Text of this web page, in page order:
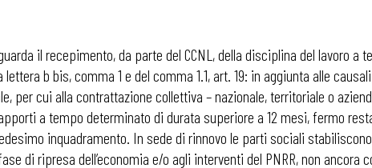
il recepimento, da parte del CCNL, della disciplina del lavoro a
lettera b bis, comma 1 e del comma 1.1, art. 19: in aggiunta alle
per cui alla contrattazione collettiva – nazionale, territoriale o
a tempo determinato di durata superiore a 12 mesi, fermo
inquadramento. In sede di rinnovo le parti sociali
di ripresa dell’economia e/o agli interventi del PNRR, non